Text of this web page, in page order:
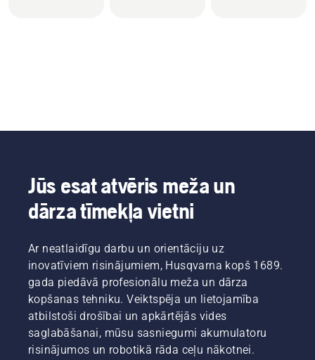
Jūs esat atvēris meža un
dārza tīmekļa vietni
Ar neatlaidīgu darbu un orientāciju uz
inovatīviem risinājumiem, Husqvarna kopš 1689.
gada piedāvā profesionālu meža un dārza
kopšanas tehniku. Veiktspēja un lietojamība
atbilstoši drošībai un apkārtējās vides
saglabāšanai, mūsu sasniegumi akumulatoru
risinājumos un robotikā rāda ceļu nākotnei.